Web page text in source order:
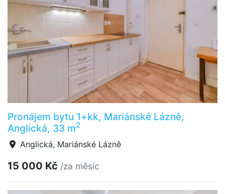
Pronájem bytu 1+kk, Mariánské Lázně,
Anglická, 33 m2
Anglická, Mariánské Lázně
15 000 Kč /za měsíc